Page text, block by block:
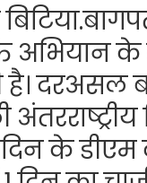
अभियान के
दरअसल
के डीएम